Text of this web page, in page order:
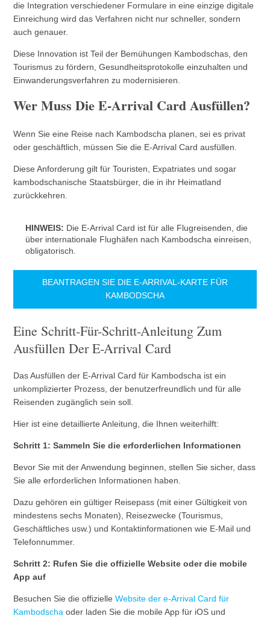
die Integration verschiedener Formulare in eine einzige digitale
Einreichung wird das Verfahren nicht nur schneller, sondern
auch genauer.
Diese Innovation ist Teil der Bemühungen Kambodschas, den
Tourismus zu fördern, Gesundheitsprotokolle einzuhalten und
Einwanderungsverfahren zu modernisieren.
Wer Muss Die E-Arrival Card Ausfüllen?
Wenn Sie eine Reise nach Kambodscha planen, sei es privat
oder geschäftlich, müssen Sie die E-Arrival Card ausfüllen.
Diese Anforderung gilt für Touristen, Expatriates und sogar
kambodschanische Staatsbürger, die in ihr Heimatland
zurückkehren.
HINWEIS: Die E-Arrival Card ist für alle Flugreisenden, die
über internationale Flughäfen nach Kambodscha einreisen,
obligatorisch.
BEANTRAGEN SIE DIE E-ARRIVAL-KARTE FÜR
KAMBODSCHA
Eine Schritt-Für-Schritt-Anleitung Zum
Ausfüllen Der E-Arrival Card
Das Ausfüllen der E-Arrival Card für Kambodscha ist ein
unkomplizierter Prozess, der benutzerfreundlich und für alle
Reisenden zugänglich sein soll.
Hier ist eine detaillierte Anleitung, die Ihnen weiterhilft:
Schritt 1: Sammeln Sie die erforderlichen Informationen
Bevor Sie mit der Anwendung beginnen, stellen Sie sicher, dass
Sie alle erforderlichen Informationen haben.
Dazu gehören ein gültiger Reisepass (mit einer Gültigkeit von
mindestens sechs Monaten), Reisezwecke (Tourismus,
Geschäftliches usw.) und Kontaktinformationen wie E-Mail und
Telefonnummer.
Schritt 2: Rufen Sie die offizielle Website oder die mobile
App auf
Besuchen Sie die offizielleWebsite der e-Arrival Card für
Kambodscha oder laden Sie die mobile App für iOS und